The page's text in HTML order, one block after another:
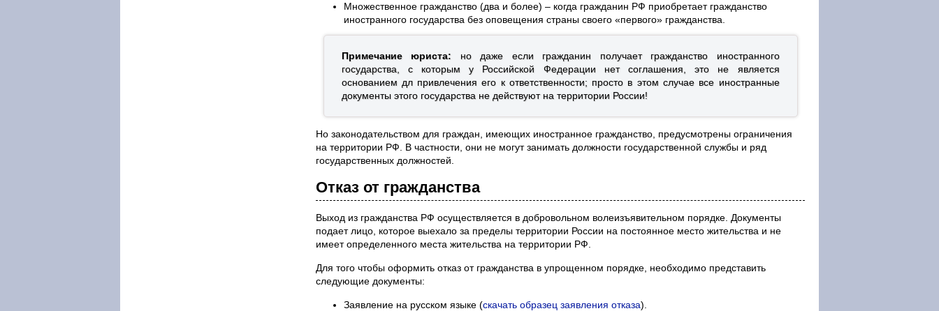
Множественное гражданство (два и более) – когда гражданин РФ приобретает гражданство
иностранного государства без оповещения страны своего «первого» гражданства.
Примечание юриста: но даже если гражданин получает гражданство иностранного
государства, с которым у Российской Федерации нет соглашения, это не является
основанием дл привлечения его к ответственности; просто в этом случае все иностранные
документы этого государства не действуют на территории России!
Но законодательством для граждан, имеющих иностранное гражданство, предусмотрены ограничения
на территории РФ. В частности, они не могут занимать должности государственной службы и ряд
государственных должностей.
Отказ от гражданства
Выход из гражданства РФ осуществляется в добровольном волеизъявительном порядке. Документы
подает лицо, которое выехало за пределы территории России на постоянное место жительства и не
имеет определенного места жительства на территории РФ.
Для того чтобы оформить отказ от гражданства в упрощенном порядке, необходимо представить
следующие документы:
Заявление на русском языке (скачать образец заявления отказа).